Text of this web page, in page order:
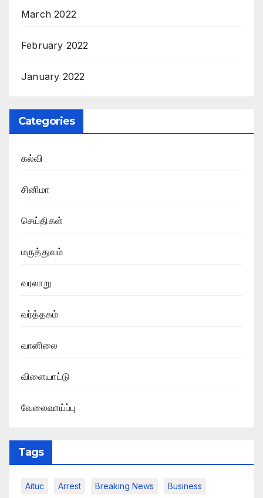
March 2022
February 2022
January 2022
Categories
கல்வி
சினிமா
செய்திகள்
மருத்துவம்
வரலாறு
வர்த்தகம்
வானிலை
விளையாட்டு
வேலைவாய்ப்பு
Tags
Aituc Arrest Breaking News​ Business